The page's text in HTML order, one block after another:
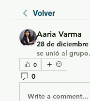
Volver
Aaria Varma
28 de
se unió al grupo.
0
0
Write a comment...